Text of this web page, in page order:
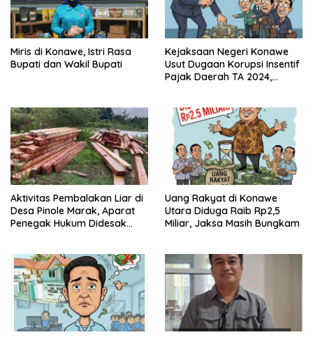
Miris di Konawe, Istri Rasa
Bupati dan Wakil Bupati
Kejaksaan Negeri Konawe
Usut Dugaan Korupsi Insentif
Pajak Daerah TA 2024,
Aktivitas Pembalakan Liar di
Desa Pinole Marak, Aparat
Penegak Hukum Didesak
Uang Rakyat di Konawe
Utara Diduga Raib Rp2,5
Miliar, Jaksa Masih Bungkam